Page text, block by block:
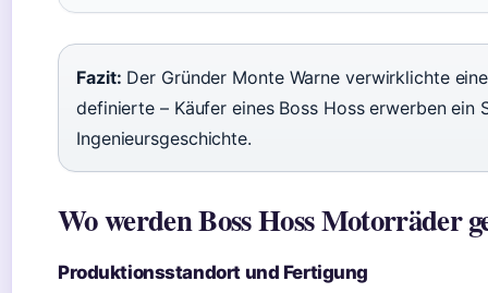
Fazit: Der Gründer Monte Warne verwirklichte
definierte – Käufer eines Boss Hoss erwerben ein
Ingenieursgeschichte.
Wo werden Boss Hoss Motorräder
Produktionsstandort und Fertigung